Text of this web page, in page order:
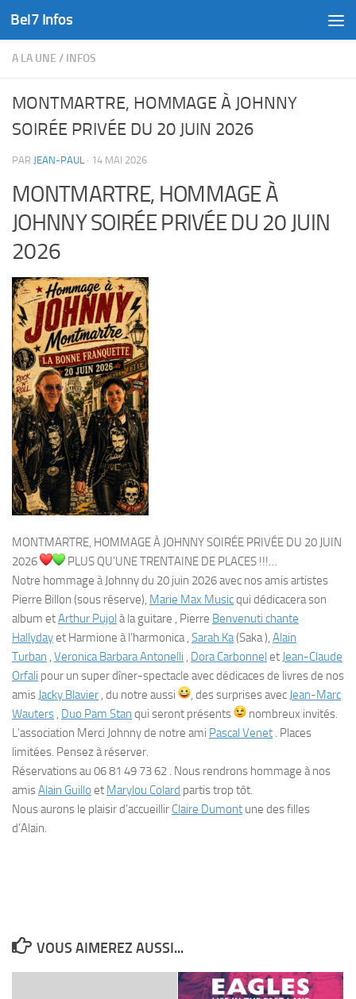
Skip to content
Bel7 Infos
A LA UNE / INFOS
MONTMARTRE, HOMMAGE À JOHNNY
SOIRÉE PRIVÉE DU 20 JUIN 2026
PAR JEAN-PAUL · 14 MAI 2026
MONTMARTRE, HOMMAGE À
JOHNNY SOIRÉE PRIVÉE DU 20 JUIN
2026
MONTMARTRE, HOMMAGE À JOHNNY SOIRÉE PRIVÉE DU 20 JUIN
2026
PLUS QU’UNE TRENTAINE DE PLACES !!!…
Notre hommage à Johnny du 20 juin 2026 avec nos amis artistes
Pierre Billon (sous réserve), Marie Max Musicqui dédicacera son
album etArthur Pujol à la guitare , Pierre Benvenuti chante
Hallydayet Harmione à l’harmonica , Sarah Ka(Saka ), Alain
Turban , Veronica Barbara Antonelli , Dora Carbonnel et Jean-Claude
Orfali pour un super dîner-spectacle avec dédicaces de livres de nos
amis Jacky Blavier , du notre aussi , des surprises avec Jean-Marc
Wauters , Duo Pam Stan qui seront présents
nombreux invités.
L’association Merci Johnny de notre ami Pascal Venet . Places
limitées. Pensez à réserver.
Réservations au 06 81 49 73 62 . Nous rendrons hommage à nos
amisAlain Guillo et Marylou Colard partis trop tôt.
Nous aurons le plaisir d’accueillir Claire Dumont une des filles
d’Alain.
VOUS AIMEREZ AUSSI...